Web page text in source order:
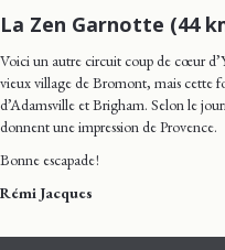
La Zen Garnotte (44
Voici un autre circuit coup de cœur
vieux village de Bromont, mais cette
d’Adamsville et Brigham. Selon le
donnent une impression de Provence.
Bonne escapade !
Rémi Jacques